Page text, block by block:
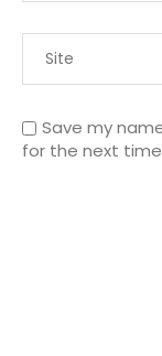
Save my
for the next